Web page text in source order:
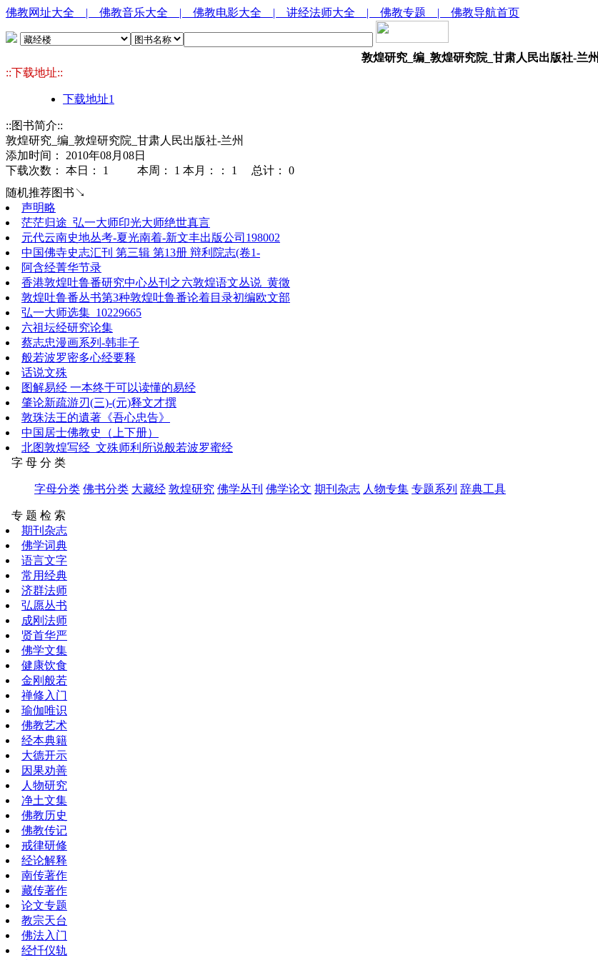
佛教网址大全 | 佛教音乐大全 | 佛教电影大全 | 讲经法师大全 | 佛教专题 | 佛教导航首页
敦煌研究_编_敦煌研究院_甘肃人民出版社-兰州
::下载地址::
下载地址1
::图书简介::
敦煌研究_编_敦煌研究院_甘肃人民出版社-兰州
添加时间： 2010年08月08日
下载次数： 本日： 1 本周： 1 本月：： 1 总计： 0
随机推荐图书↘
声明略
茫茫归途_弘一大师印光大师绝世真言
元代云南史地丛考-夏光南着-新文丰出版公司198002
中国佛寺史志汇刊 第三辑 第13册 辩利院志(卷1-
阿含经菁华节录
香港敦煌吐鲁番研究中心丛刊之六敦煌语文丛说_黄徵
敦煌吐鲁番丛书第3种敦煌吐鲁番论着目录初编欧文部
弘一大师选集_10229665
六祖坛经研究论集
蔡志忠漫画系列-韩非子
般若波罗密多心经要释
话说文殊
图解易经 一本终于可以读懂的易经
肇论新疏游刃(三)-(元)释文才撰
敦珠法王的遺著《吾心忠告》
中国居士佛教史（上下册）
北图敦煌写经_文殊师利所说般若波罗蜜经
字 母 分 类
字母分类 佛书分类 大藏经 敦煌研究 佛学丛刊 佛学论文 期刊杂志 人物专集 专题系列 辞典工具
专 题 检 索
期刊杂志
佛学词典
语言文字
常用经典
济群法师
弘愿丛书
成刚法师
贤首华严
佛学文集
健康饮食
金刚般若
禅修入门
瑜伽唯识
佛教艺术
经本典籍
大德开示
因果劝善
人物研究
净土文集
佛教历史
佛教传记
戒律研修
经论解释
南传著作
藏传著作
论文专题
教宗天台
佛法入门
经忏仪轨